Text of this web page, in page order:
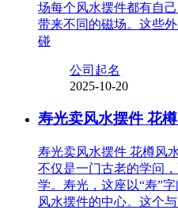
场每个风水摆件都有自
带来不同的磁场。这些
碰
公司起名
2025-10-20
寿光卖风水摆件 花
寿光卖风水摆件 花樽风
不仅是一门古老的学问
学。寿光，这座以“寿”
风水摆件的中心。这个